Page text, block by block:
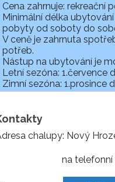
Cena zahrnuje:
Minimální délka
pobyty od soboty do
V ceně je zahrnuta
potřeb.
Nástup na ubytování je
Letní sezóna: 1.července
Zimní sezóna: 1.prosince
chalupy: Nový
na